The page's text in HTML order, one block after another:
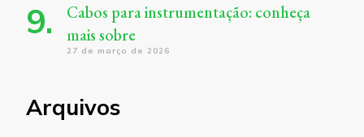
Cabos para instrumentação: conheça
mais sobre
27 de março de 2026
Arquivos